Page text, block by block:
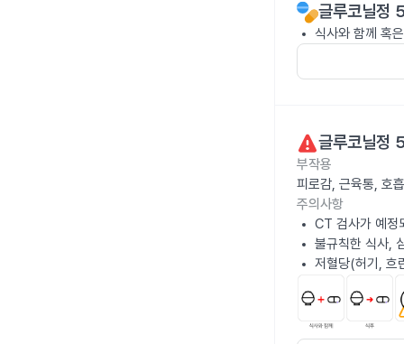
글루코닐
식사와 함께 혹
글루코닐
부작용
피로감, 근육통, 호
주의사항
CT 검사가 예정
불규칙한 식사,
저혈당(허기, 흐